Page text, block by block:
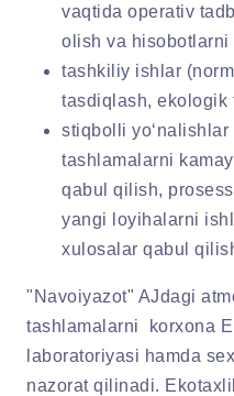
vaqtida operativ
olish va
tashkiliy ishlar
tasdiqlash, ekologik
stiqbolli
tashlamalarni
qabul qilish,
yangi loyihalarni
xulosalar qabul
"Navoiyazot" AJdagi
tashlamalarni korxona
laboratoriyasi hamda
nazorat qilinadi.